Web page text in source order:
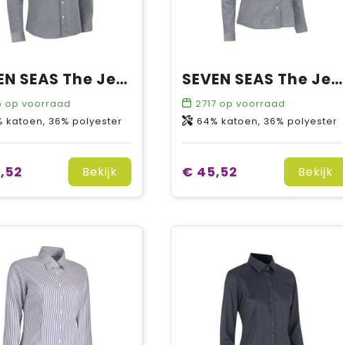
SEVEN SEAS The Jersey | modern
op voorraad
katoen, 36% polyester
Bekijk
SEVEN SEAS The Jersey | modern | dames
2717 op voorraad
64% katoen, 36% polyester
€ 45,52 Bekijk